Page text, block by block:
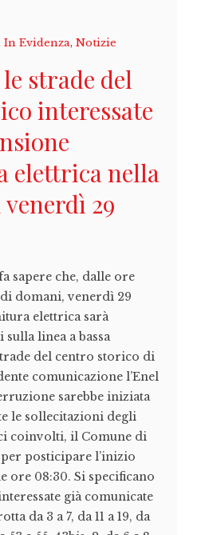
In Evidenza, Notizie
strade del
interessate
elettrica nella
29
sapere che, dalle ore
domani, venerdì 29
elettrica sarà
linea a bassa
del centro storico di
comunicazione l’Enel
sarebbe iniziata
le sollecitazioni degli
coinvolti, il Comune di
posticipare l’inizio
ore 08:30. Si specificano
già comunicate
da 3 a 7, da 11 a 19, da